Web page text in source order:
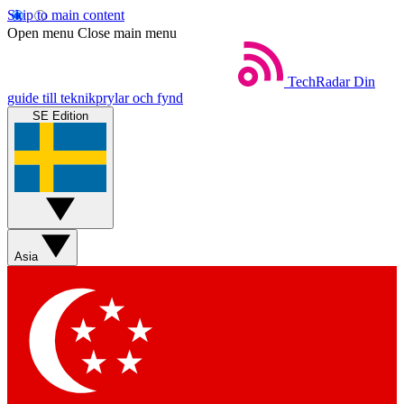
Skip to main content
Open menu Close main menu
TechRadar Din
guide till teknikprylar och fynd
SE Edition
Asia